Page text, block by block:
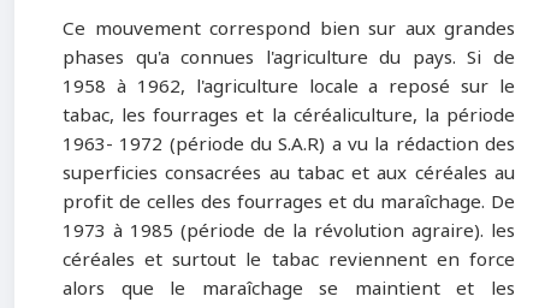
Ce mouvement correspond bien sur aux grandes
phases qu'a connues l'agriculture du pays. Si de
1958 à 1962, l'agriculture locale a reposé sur le
tabac, les fourrages et la céréaliculture, la période
1963- 1972 (période du S.A.R) a vu la rédaction des
superficies consacrées au tabac et aux céréales au
profit de celles des fourrages et du maraîchage. De
1973 à 1985 (période de la révolution agraire). les
céréales et surtout le tabac reviennent en force
alors que le maraîchage se maintient et les